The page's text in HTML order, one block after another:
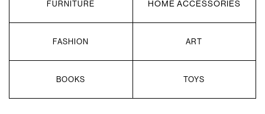
FURNITURE HOME ACCESSORIES
FASHION ART
BOOKS TOYS